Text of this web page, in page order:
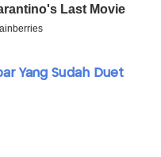
Yang Sudah Duet